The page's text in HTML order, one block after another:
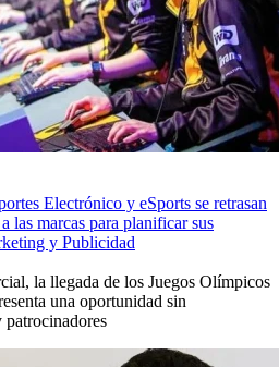
Electrónico y eSports se retrasan
las marcas para planificar sus
y Publicidad
la llegada de los Juegos Olímpicos
una oportunidad sin
patrocinadores